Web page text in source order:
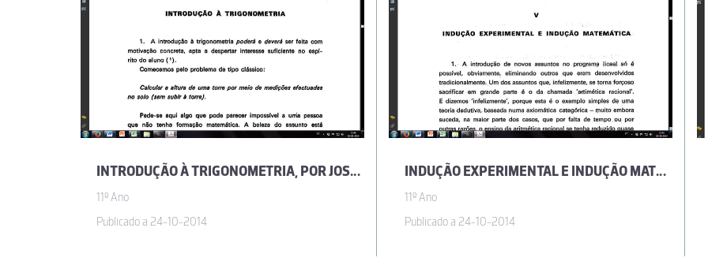
INTRODUÇÃO À TRIGONOMETRIA, POR JOSÉ SEBASTIÃO E SILVA
11º Ano
Publicado a 24-10-2014
INDUÇÃO EXPERIMENTAL E INDUÇÃO MATEMÁTICA, POR JOSÉ SEBASTIÃO E SILVA
11º Ano
Publicado a 24-10-2014